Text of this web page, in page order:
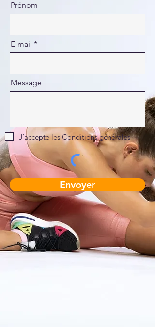
Prénom
E-mail
Message
J’accepte les Conditions générales
Envoyer